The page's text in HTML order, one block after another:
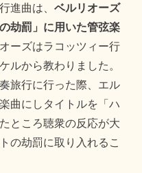
進曲は、ベルリオーズ
劫罰」に用いた管弦楽
ーズはラコッツィー行
ルから教わりました。
旅行に行った際、エル
曲にしタイトルを「ハ
ところ聴衆の反応が大
の劫罰に取り入れるこ